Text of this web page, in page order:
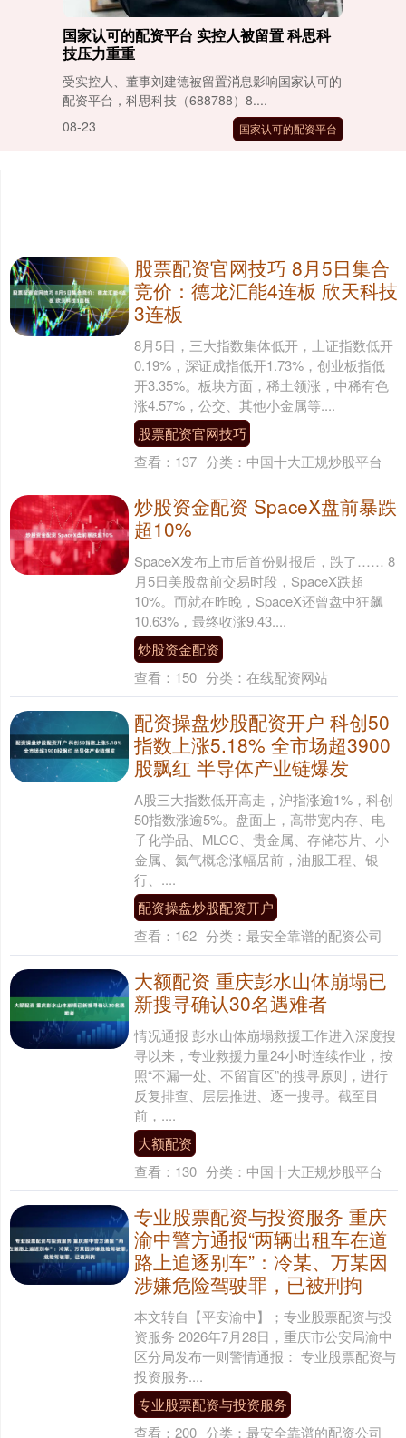
国家认可的配资平台 实控人被留置 科思科
技压力重重
受实控人、董事刘建德被留置消息影响国家认可的
配资平台，科思科技（688788）8....
08-23
国家认可的配资平台
股票配资官网技巧 8月5日集合
竞价：德龙汇能4连板 欣天科技
3连板
8月5日，三大指数集体低开，上证指数低开
0.19%，深证成指低开1.73%，创业板指低
开3.35%。板块方面，稀土领涨，中稀有色
涨4.57%，公交、其他小金属等....
股票配资官网技巧
查看： 137 分类： 中国十大正规炒股平台
炒股资金配资 SpaceX盘前暴跌
超10%
SpaceX发布上市后首份财报后，跌了…… 8
月5日美股盘前交易时段，SpaceX跌超
10%。而就在昨晚，SpaceX还曾盘中狂飙
10.63%，最终收涨9.43....
炒股资金配资
查看： 150 分类： 在线配资网站
配资操盘炒股配资开户 科创50
指数上涨5.18% 全市场超3900
股飘红 半导体产业链爆发
A股三大指数低开高走，沪指涨逾1%，科创
50指数涨逾5%。盘面上，高带宽内存、电
子化学品、MLCC、贵金属、存储芯片、小
金属、氦气概念涨幅居前，油服工程、银
行、....
配资操盘炒股配资开户
查看： 162 分类： 最安全靠谱的配资公司
大额配资 重庆彭水山体崩塌已
新搜寻确认30名遇难者
情况通报 彭水山体崩塌救援工作进入深度搜
寻以来，专业救援力量24小时连续作业，按
照“不漏一处、不留盲区”的搜寻原则，进行
反复排查、层层推进、逐一搜寻。截至目
前，....
大额配资
查看： 130 分类： 中国十大正规炒股平台
专业股票配资与投资服务 重庆
渝中警方通报“两辆出租车在道
路上追逐别车”：冷某、万某因
涉嫌危险驾驶罪，已被刑拘
本文转自【平安渝中】；专业股票配资与投
资服务 2026年7月28日，重庆市公安局渝中
区分局发布一则警情通报： 专业股票配资与
投资服务....
专业股票配资与投资服务
查看： 200 分类： 最安全靠谱的配资公司